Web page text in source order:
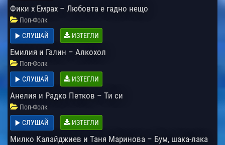
Фики х Емрах – Любовта е гадно нещо
Поп-Фолк
СЛУШАЙ
ИЗТЕГЛИ
Емилия и Галин – Алкохол
Поп-Фолк
СЛУШАЙ
ИЗТЕГЛИ
Анелия и Радко Петков – Ти си
Поп-Фолк
СЛУШАЙ
ИЗТЕГЛИ
Милко Калайджиев и Таня Маринова – Бум, шака-лака